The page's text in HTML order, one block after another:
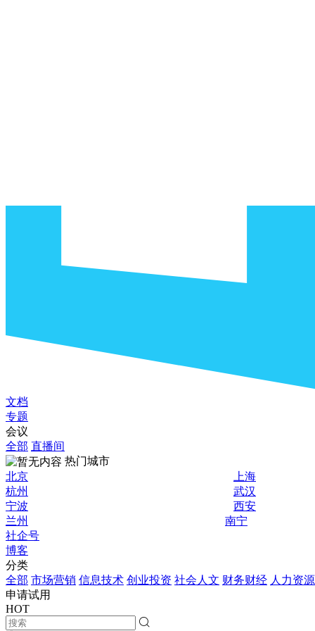
文档
专题
会议
全部 直播间
热门城市
北京
上海
杭州
武汉
宁波
西安
兰州
南宁
社企号
博客
分类
全部 市场营销 信息技术 创业投资 社会人文 财务财经 人力资源
申请试用
HOT